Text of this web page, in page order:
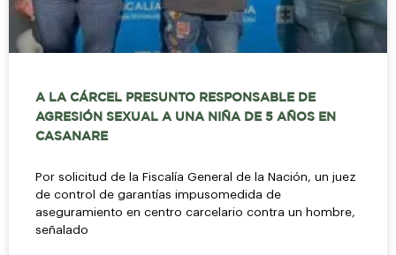
A LA CÁRCEL PRESUNTO RESPONSABLE DE
AGRESIÓN SEXUAL A UNA NIÑA DE 5 AÑOS EN
CASANARE
Por solicitud de la Fiscalía General de la Nación, un juez
de control de garantías impusomedida de
aseguramiento en centro carcelario contra un hombre,
señalado